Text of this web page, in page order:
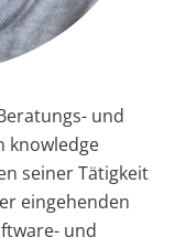
und
knowledge
seiner Tätigkeit
eingehenden
und